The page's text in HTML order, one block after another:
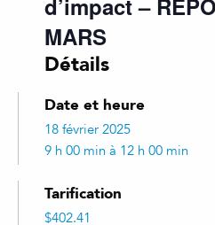
d’impact –
MARS
Détails
Date et heure
18 février 2025
9 h 00 min à 12 h 00 min
Tarification
$402.41